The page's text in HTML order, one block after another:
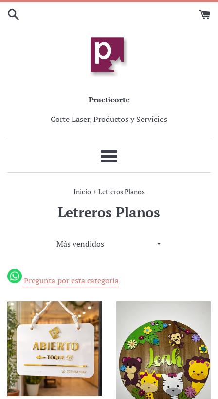
Ir
directamente
Practicorte
Corte Laser, Productos y Servicios
Más
Inicio › Letreros Planos
Letreros Planos
Ordenar
Pregunta por esta categoría